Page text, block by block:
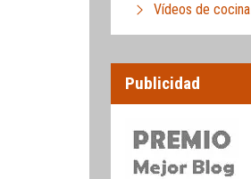
Vídeos de cocina
Publicidad